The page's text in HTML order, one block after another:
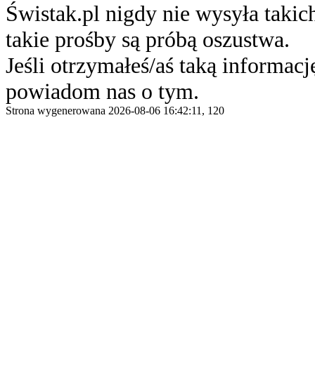
Świstak.pl nigdy nie wysyła
takie prośby są próbą oszustwa.
Jeśli otrzymałeś/aś taką
powiadom nas o tym.
Strona wygenerowana 2026-08-06 16:42:11, 120